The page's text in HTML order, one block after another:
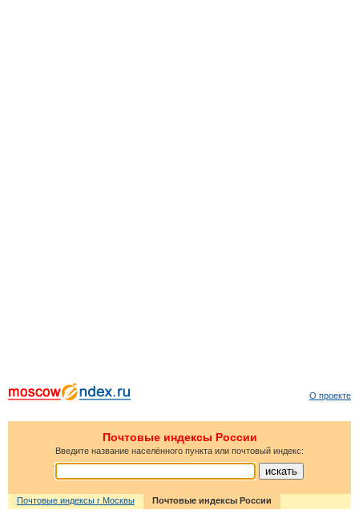
О проекте
Почтовые индексы России
Введите название населённого пункта или почтовый индекс:
Почтовые индексы г Москвы Почтовые индексы России